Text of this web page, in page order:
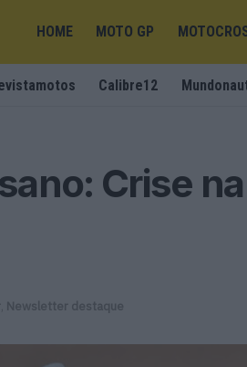
HOME MOTO GP
Calibre12
Crise
Newsletter destaque